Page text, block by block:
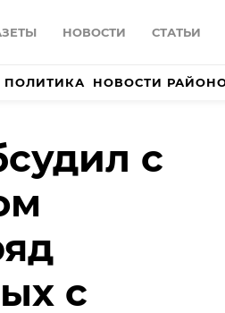
НОВОСТИ СТАТЬИ
ПОЛИТИКА НОВОСТИ
с
с